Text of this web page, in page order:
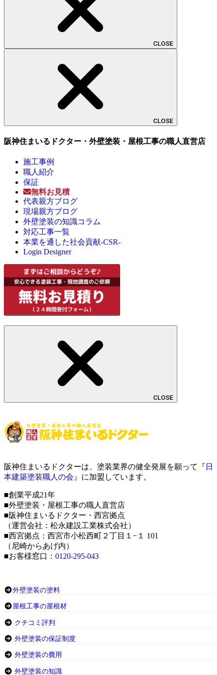
CLOSE
CLOSE
阪神住まいるドクター・外壁塗装・屋根工事の職人直営店
施工事例
職人紹介
保証
無料お見積
代表親方ブログ
現場親方ブログ
外壁塗装の知識コラム
対応工事一覧
本業を通した社会貢献-CSR-
Login Designer
CLOSE
阪神住まいるドクターは、塗装業界の健全発展を願って『 日
本建築塗装職人の会 』に加盟しています。
■創業平成21年
■外壁塗装・屋根工事の職人直営店
■阪神住まいるドクター・西宮拠点
（運営会社：松永建設工業株式会社）
■西宮拠点：西宮市小松西町２丁目１−１ 101
（尼崎からあげ内）
■お客様窓口： 0120-295-043
外壁塗装の塗料
屋根工事の屋根材
クチコミ評判
外壁塗装の保証制度
外壁塗装の費用
外壁塗装の知識